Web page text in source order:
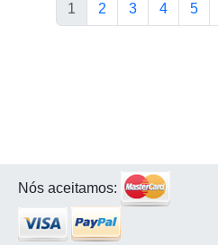
1 2 3 4 5
Nós aceitamos: